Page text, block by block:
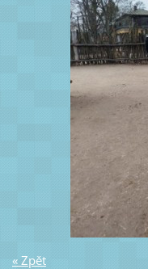
« Zpět